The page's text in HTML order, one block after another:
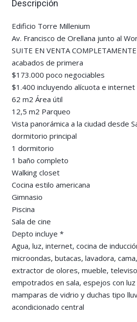
Descripción
Edificio Torre Millenium
Av. Francisco de Orellana junto al
SUITE EN VENTA
acabados de primera
$173.000 poco negociables
$1.400 incluyendo alícuota e internet
62 m2 Área útil
12,5 m2 Parqueo
Vista panorámica a la ciudad desde
dormitorio principal
1 dormitorio
1 baño completo
Walking closet
Cocina estilo americana
Gimnasio
Piscina
Sala de cine
Depto incluye *
Agua, luz, internet, cocina de
microondas, butacas, lavadora,
extractor de olores, mueble,
empotrados en sala, espejos con luz
mamparas de vidrio y duchas tipo
acondicionado central